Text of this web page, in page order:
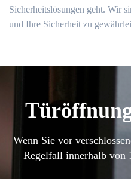
Sicherheitslösungen geht. Wir
und Ihre Sicherheit zu
Wenn Sie vor
Regelfall innerhalb von